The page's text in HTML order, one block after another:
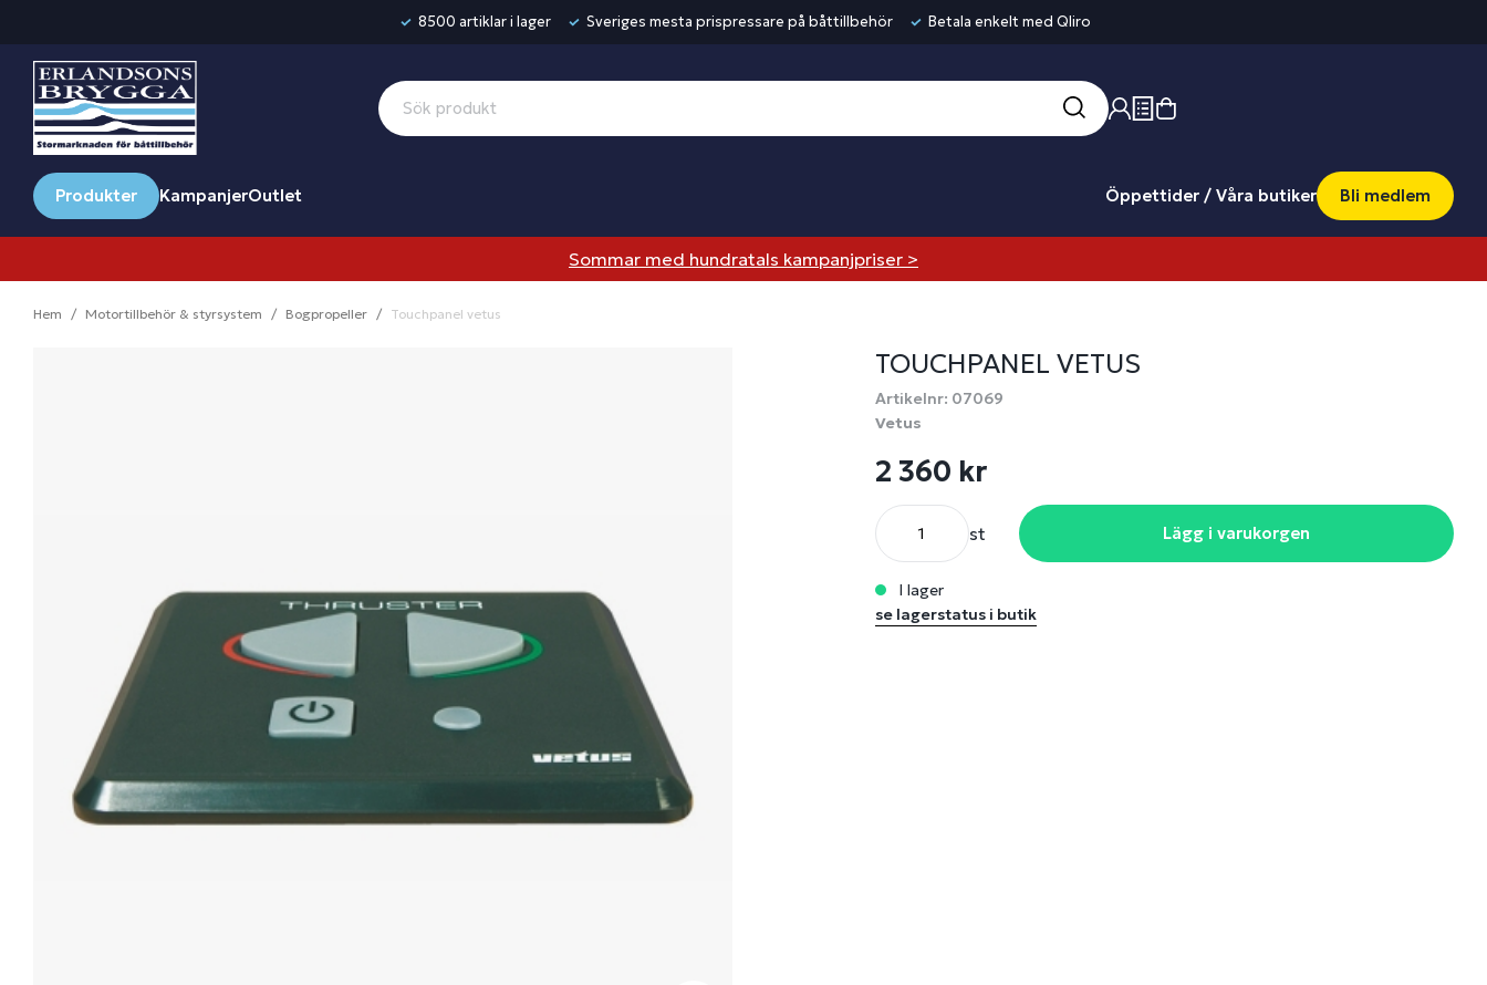
8500 artiklar i lager Sveriges mesta prispressare på båttillbehör Betala enkelt med Qliro
Produkter KampanjerOutlet Öppettider / Våra butiker Bli medlem
Sommar med hundratals kampanjpriser >
Hem Motortillbehör & styrsystem Bogpropeller Touchpanel vetus
TOUCHPANEL VETUS
Artikelnr: 07069
Vetus
2 360 kr
st Lägg i varukorgen
i lager
se lagerstatus i butik